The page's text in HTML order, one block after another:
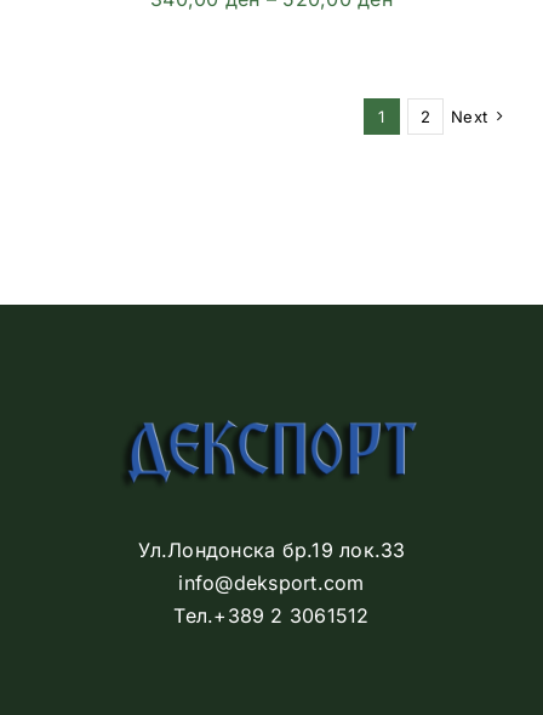
through
520,00 ден
1 2 Next
Ул.Лондонска бр.19 лок.33
info@deksport.com
Тел.+389 2 3061512